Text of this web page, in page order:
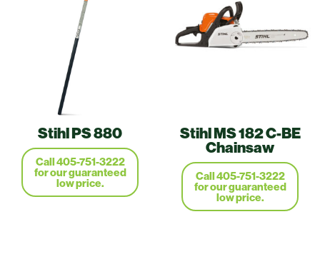
Stihl PS 880
Call 405-751-3222
for our guaranteed
low price.
Stihl MS 182 C-BE
Chainsaw
Call 405-751-3222
for our guaranteed
low price.